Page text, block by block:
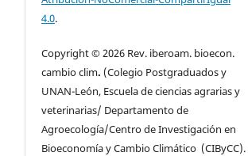
4.0.
Copyright © 2026 Rev. iberoam. bioecon.
cambio clim. (Colegio Postgraduados y
UNAN-León, Escuela de ciencias agrarias y
veterinarias/ Departamento de
Agroecología/Centro de Investigación en
Bioeconomía y Cambio Climático (CIByCC).